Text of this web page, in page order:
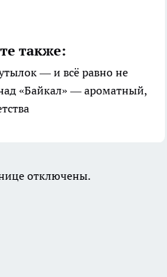
также:
— и всё равно не
«Байкал» — ароматный,
отключены.